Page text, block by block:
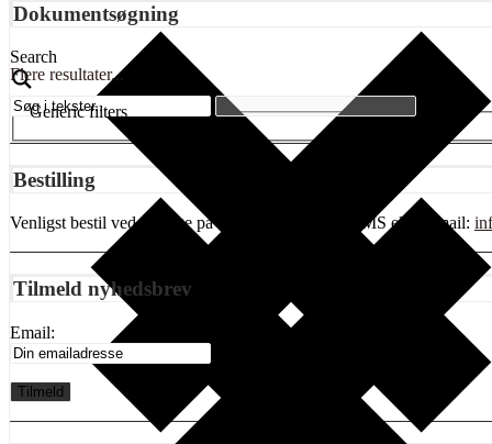
Dokumentsøgning
Search
Flere resultater...
Generic filters
Bestilling
Venligst bestil ved at ringe på tlf 20416249, send SMS eller Email:
Tilmeld nyhedsbrev
Email: